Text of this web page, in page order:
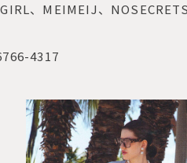
、MEIMEIJ、
4317